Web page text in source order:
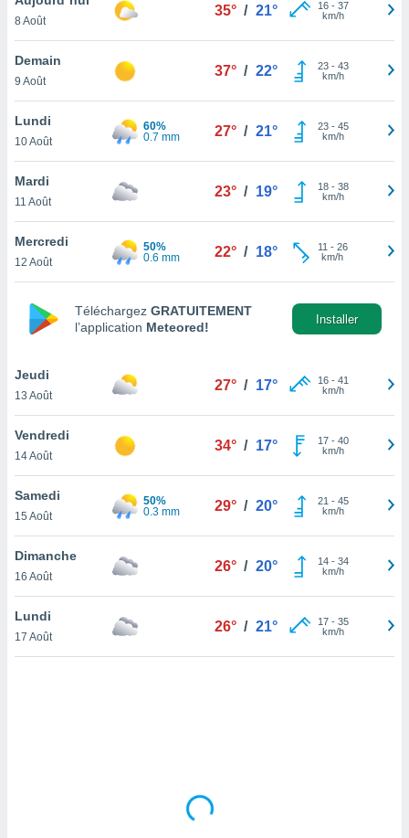
et
»,
au
vous
qu'ils
ou
le
ainsi
un
la
du
votre
à
en
le
8 Août
35° / 21° 16- 37
km/h
Demain
9 Août
37° / 22° 23- 43
km/h
Lundi
10 Août
60%
0.7 mm
27° / 21° 23- 45
km/h
Mardi
11 Août
23° / 19° 18- 38
km/h
Mercredi
12 Août
50%
0.6 mm
22° / 18° 11 - 26
km/h
Téléchargez GRATUITEMENT
l’application Meteored!
Installer
Jeudi
13 Août
27° / 17° 16- 41
km/h
Vendredi
14 Août
34° / 17° 17- 40
km/h
Samedi
15 Août
50%
0.3 mm
29° / 20° 21 - 45
km/h
Dimanche
16 Août
26° / 20° 14- 34
km/h
Lundi
17 Août
26° / 21° 17- 35
km/h